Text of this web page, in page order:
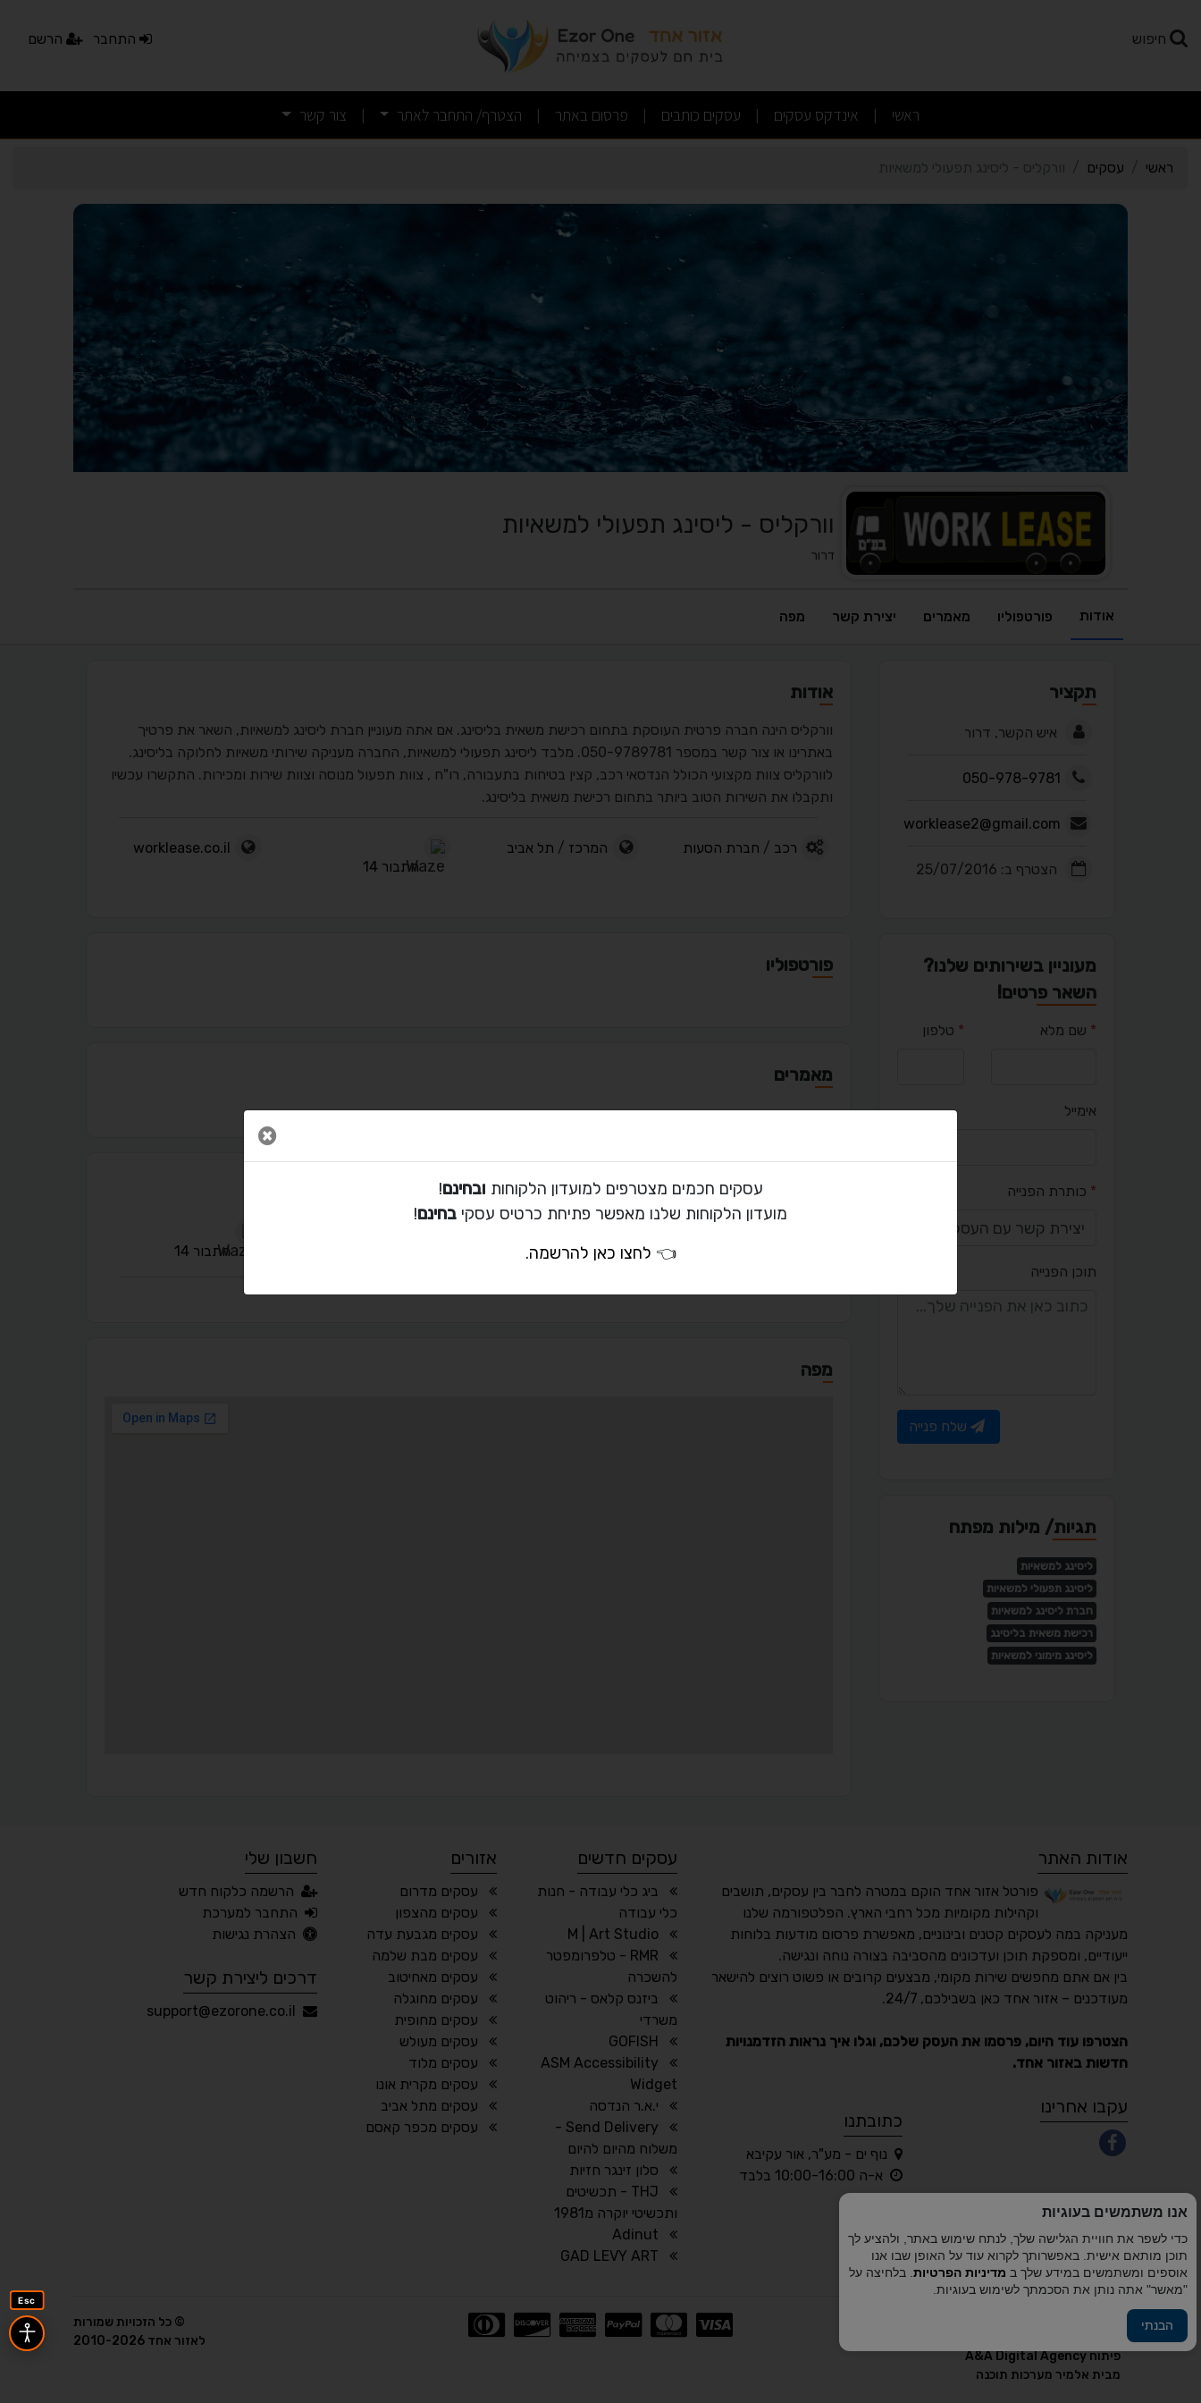
פרטי כרטיס העסק וורקליס - ליסינג תפעולי למשאיות
חיפוש התחבר הרשם
ראשי | אינדקס עסקים | עסקים כותבים | פרסום באתר | הצטרף/ התחבר לאתר | צור קשר
ראשי עסקים וורקליס - ליסינג תפעולי למשאיות
וורקליס - ליסינג תפעולי למשאיות
דרור
אודות פורטפוליו מאמרים יצירת קשר מפה
תקציר
איש הקשר, דרור
050-978-9781
worklease2@gmail.com
הצטרף ב: 25/07/2016
מעוניין בשירותים שלנו?
השאר פרטים!
* שם מלא * טלפון
אימייל
* כותרת הפנייה
תוכן הפנייה
שלח פנייה
תגיות/ מילות מפתח
ליסינג למשאיות
ליסינג תפעולי למשאיות
חברת ליסינג למשאיות
רכישת משאית בליסינג
ליסינג מימוני למשאיות
אודות
וורקליס הינה חברה פרטית העוסקת בתחום רכישת משאית בליסינג. אם אתה מעוניין חברת ליסינג למשאיות, השאר את פרטיך
באתרינו או צור קשר במספר 050-9789781. מלבד ליסינג תפעולי למשאיות, החברה מעניקה שירותי משאיות לחלוקה בליסינג.
לוורקליס צוות מקצועי הכולל הנדסאי רכב, קצין בטיחות בתעבורה, רו"ח , צוות תפעול מנוסה וצוות שירות ומכירות. התקשרו עכשיו
ותקבלו את השירות הטוב ביותר בתחום רכישת משאית בליסינג.
רכב / חברת הסעות המרכז / תל אביב
התבור 14
worklease.co.il
פורטפוליו
מאמרים
יצירת קשר עם דרור
worklease2@gmail.com
התבור 14
מפה
אודות האתר
פורטל אזור אחד הוקם במטרה לחבר בין עסקים, תושבים
וקהילות מקומיות מכל רחבי הארץ. הפלטפורמה שלנו
מעניקה במה לעסקים קטנים ובינוניים, מאפשרת פרסום מודעות בלוחות
ייעודיים, ומספקת תוכן ועדכונים מהסביבה בצורה נוחה ונגישה.
בין אם אתם מחפשים שירות מקומי, מבצעים קרובים או פשוט רוצים להישאר
מעודכנים – אזור אחד כאן בשבילכם, 24/7.
הצטרפו עוד היום, פרסמו את העסק שלכם, וגלו איך נראות הזדמנויות
חדשות באזור אחד.
עקבו אחרינו
כתובתנו
נוף ים - מע"ר, אור עקיבא
א-ה 10:00-16:00 בלבד
עסקים חדשים
ביג כלי עבודה - חנות
כלי עבודה
M | Art Studio
RMR - טלפרומפטר
להשכרה
ביזנס קלאס - ריהוט
משרדי
ASM Accessibility
Widget
י.א.ר הנדסה
Send Delivery -
משלוח מהיום להיום
סלון זינגר חזיות
THJ - תכשיטים
ותכשיטי יוקרה מ1981
אזורים
עסקים מדרום
עסקים מהצפון
עסקים מגבעת עדה
עסקים מבת שלמה
עסקים מאחיטוב
עסקים מחוגלה
עסקים מחופית
עסקים מעולש
עסקים מלוד
עסקים מקרית אונו
עסקים מתל אביב
עסקים מכפר קאסם
חשבון שלי
הרשמה כלקוח חדש
התחבר למערכת
הצהרת נגישות
דרכים ליצירת קשר
support@ezorone.co.il
פיתוח A&A Digital Agency
מבית אלמיר מערכות תוכנה
© כל הזכויות שמורות
לאזור אחד 2010-2026
אנו משתמשים בעוגיות
כדי לשפר את חוויית הגלישה שלך, לנתח שימוש באתר, ולהציע לך
תוכן מותאם אישית. באפשרותך לקרוא עוד על האופן שבו אנו
אוספים ומשתמשים במידע שלך ב מדיניות הפרטיות . בלחיצה על
"מאשר" אתה נותן את הסכמתך לשימוש בעוגיות.
הבנתי
סגור חלון
עסקים חכמים מצטרפים למועדון הלקוחות ובחינם!
מועדון הלקוחות שלנו מאפשר פתיחת כרטיס עסקי בחינם!
👈 לחצו כאן להרשמה.
◑
𝔸
📖 דיסלקציה
🖱 מוטורי
English
Esc